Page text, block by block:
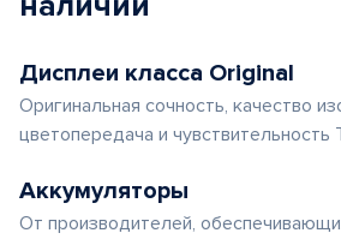
Дисплеи класса Original
Оригинальная сочность, качество
цветопередача и чувствительность
Аккумуляторы
От производителей,